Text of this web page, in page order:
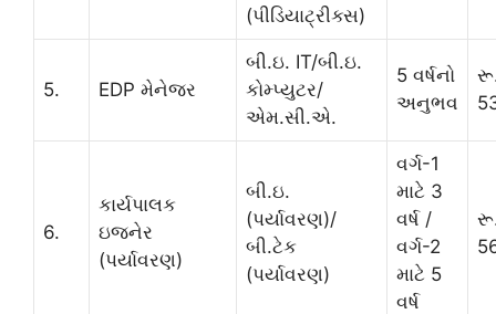
(પીડિયાટ્રીક્સ)
5. EDP મેનેજર
બી.ઇ. IT/બી.ઇ.
કોમ્પ્યુટર/
એમ.સી.એ.
5 વર્ષનો
અનુભવ
6.
કાર્યપાલક
ઇજનેર
(પર્યાવરણ)
બી.ઇ.
(પર્યાવરણ)/
બી.ટેક
(પર્યાવરણ)
વર્ગ-1
માટે 3
વર્ષ /
વર્ગ-2
માટે 5
વર્ષ